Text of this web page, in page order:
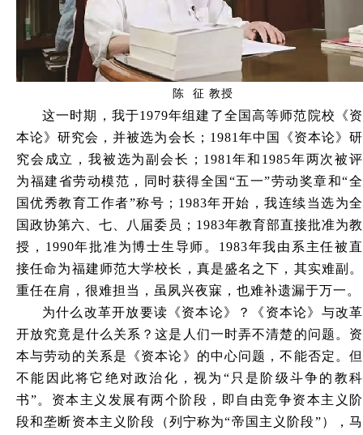
陈 征 教授
这一时期，我于1979年组建了全国高等师范院校《资
本论》研究会，并被选为会长；1981年中国《资本论》研
究会成立，我被选为副会长；1981年和1985年两次被评
为福建省劳动模范，同时获得全国“五一”劳动奖章和“全
国优秀教育工作者”称号；1983年开始，我连续当选为全
国政协第六、七、八届委员；1983年教育部直接批准为教
授，1990年批准为博士生导师。1983年我由系主任被直
接任命为福建师范大学校长，真是盛名之下，其实难副。
重任在肩，很难担当，虽夙兴夜寐，也难补遗漏于万一。
为什么改革开放要读《资本论》？《资本论》与改革
开放究竟是什么关系？这是人们一时弄不清楚的问题。资
本与劳动的关系是《资本论》的中心问题，不能否定。但
不能因此将它绝对政治化，视为“只是阶级斗争的教科
书”。资本主义发展有两个阶段，即自由竞争资本主义阶
段和垄断资本主义阶段（列宁称为“帝国主义阶段”），马